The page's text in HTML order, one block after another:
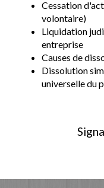
Cessation
volontaire)
Liquidation
entreprise
Causes de
Dissolution
universelle du